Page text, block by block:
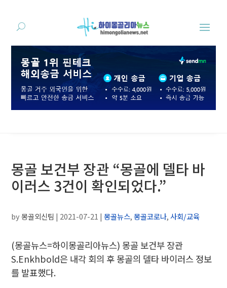
몽골 보건부 장관 “몽골에 델타 바
이러스 3건이 확인되었다.”
by몽골외신팀 | 2021-07-21 |몽골뉴스,몽골코로나,사회/교육
(몽골뉴스=하이몽골리아뉴스) 몽골 보건부 장관
S.Enkhbold은 내각 회의 후 몽골의 델타 바이러스 정보
를 발표했다.